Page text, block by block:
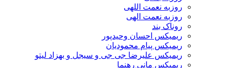
روزبه نعمت اللهی
روزبه نعمت الهی
روناک بند
ریمیکس احسان وحیدپور
ریمیکس پیام محمودیان
ریمیکس علیرضا جی جی و سیجل و بهزاد لیتو
ریمیکس مانی رهنما